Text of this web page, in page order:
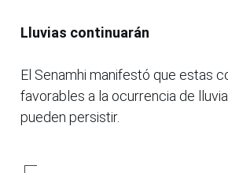
Lluvias continuarán
El Senamhi manifestó que estas
favorables a la ocurrencia de
pueden persistir.